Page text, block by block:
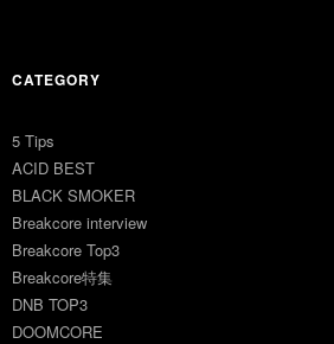
CATEGORY
5 Tips
ACID BEST
BLACK SMOKER
Breakcore interview
Breakcore Top3
Breakcore特集
DNB TOP3
DOOMCORE